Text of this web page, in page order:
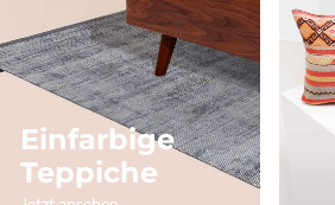
Einfarbige
Teppiche